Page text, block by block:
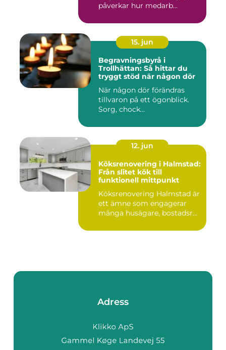
påverkar hur medarb...
15. jun
Begravningsbyrå i
Trollhättan: Så hittar du
tryggt stöd när någon dör
När någon dör förändras
tillvaron på ett ögonblick.
Sorg, chock...
12. jun
Köksrenovering i Halmstad:
Från slitet kök till
funktionell mittpunkt
Köksrenovering Halmstad är
ett ämne som engagerar
många husägare, bostadsr...
Adress